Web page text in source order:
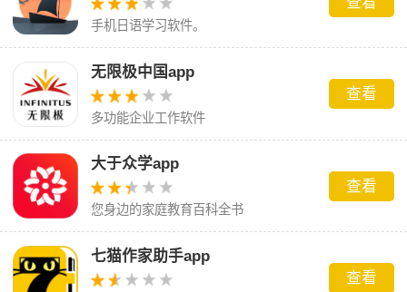
手机日语学习软件。
无限极中国app
多功能企业工作软件
查看
大于众学app
您身边的家庭教育百科全书
查看
七猫作家助手app
查看